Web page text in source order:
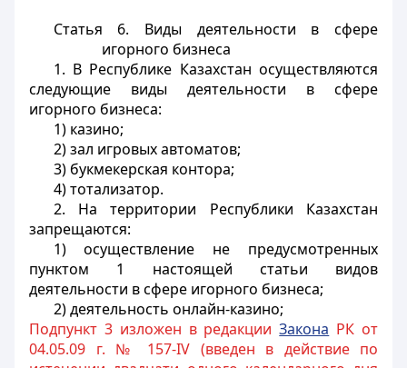
Статья 6. Виды деятельности в сфере
игорного бизнеса
1. В Республике Казахстан осуществляются
следующие виды деятельности в сфере
игорного бизнеса:
1) казино;
2) зал игровых автоматов;
3) букмекерская контора;
4) тотализатор.
2. На территории Республики Казахстан
запрещаются:
1) осуществление не предусмотренных
пунктом 1 настоящей статьи видов
деятельности в сфере игорного бизнеса;
2) деятельность онлайн-казино;
Подпункт 3 изложен в редакцииЗакона РК от
04.05.09 г. № 157-IV (введен в действие по